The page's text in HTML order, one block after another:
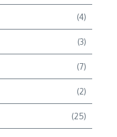
(4)
(3)
(7)
(2)
(25)